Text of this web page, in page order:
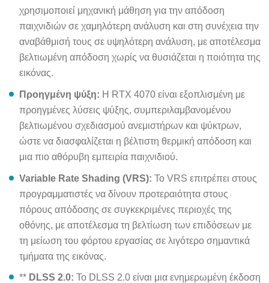
χρησιμοποιεί μηχανική μάθηση για την απόδοση
παιχνιδιών σε χαμηλότερη ανάλυση και στη συνέχεια την
αναβάθμισή τους σε υψηλότερη ανάλυση, με αποτέλεσμα
βελτιωμένη απόδοση χωρίς να θυσιάζεται η ποιότητα της
εικόνας.
Προηγμένη ψύξη: Η RTX 4070 είναι εξοπλισμένη με
προηγμένες λύσεις ψύξης, συμπεριλαμβανομένου
βελτιωμένου σχεδιασμού ανεμιστήρων και ψύκτρων,
ώστε να διασφαλίζεται η βέλτιστη θερμική απόδοση και
μια πιο αθόρυβη εμπειρία παιχνιδιού.
Variable Rate Shading (VRS): Το VRS επιτρέπει στους
προγραμματιστές να δίνουν προτεραιότητα στους
πόρους απόδοσης σε συγκεκριμένες περιοχές της
οθόνης, με αποτέλεσμα τη βελτίωση των επιδόσεων με
τη μείωση του φόρτου εργασίας σε λιγότερο σημαντικά
τμήματα της εικόνας.
** DLSS 2.0: Το DLSS 2.0 είναι μια ενημερωμένη έκδοση